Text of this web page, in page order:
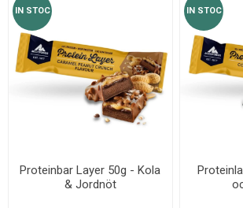
IN STOC
Proteinbar Layer 50g - Kola
& Jordnöt
IN STOC